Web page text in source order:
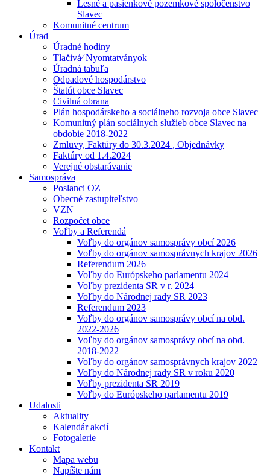
Lesné a pasienkové pozemkové spoločenstvo
Slavec
Komunitné centrum
Úrad
Úradné hodiny
Tlačivá⁄ Nyomtatványok
Úradná tabuľa
Odpadové hospodárstvo
Štatút obce Slavec
Civilná obrana
Plán hospodárskeho a sociálneho rozvoja obce Slavec
Komunitný plán sociálnych služieb obce Slavec na
obdobie 2018-2022
Zmluvy, Faktúry do 30.3.2024 , Objednávky
Faktúry od 1.4.2024
Verejné obstarávanie
Samospráva
Poslanci OZ
Obecné zastupiteľstvo
VZN
Rozpočet obce
Voľby a Referendá
Voľby do orgánov samosprávy obcí 2026
Voľby do orgánov samosprávnych krajov 2026
Referendum 2026
Voľby do Európskeho parlamentu 2024
Voľby prezidenta SR v r. 2024
Voľby do Národnej rady SR 2023
Referendum 2023
Voľby do orgánov samosprávy obcí na obd.
2022-2026
Voľby do orgánov samosprávy obcí na obd.
2018-2022
Voľby do orgánov samosprávnych krajov 2022
Voľby do Národnej rady SR v roku 2020
Voľby prezidenta SR 2019
Voľby do Európskeho parlamentu 2019
Udalosti
Aktuality
Kalendár akcií
Fotogalerie
Kontakt
Mapa webu
Napíšte nám